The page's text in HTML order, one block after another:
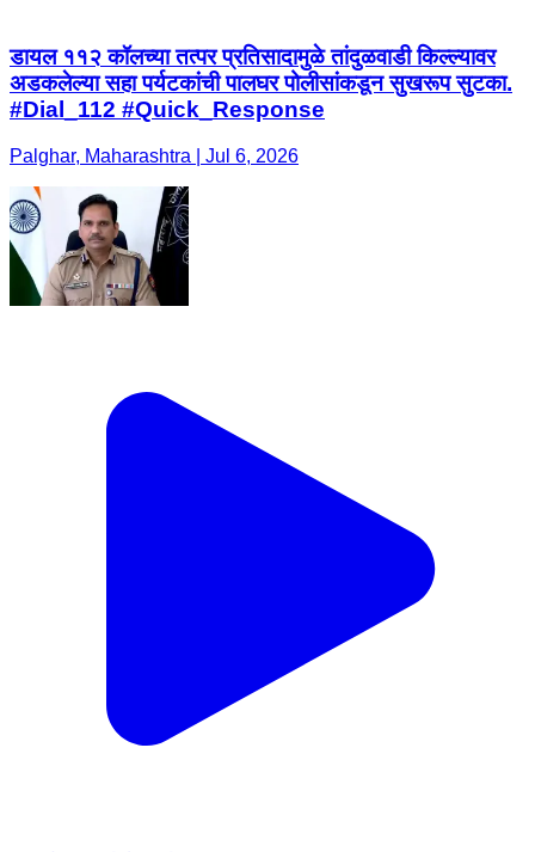
डायल ११२ कॉलच्या तत्पर प्रतिसादामुळे तांदुळवाडी किल्ल्यावर
अडकलेल्या सहा पर्यटकांची पालघर पोलीसांकडून सुखरूप सुटका.
#Dial_112 #Quick_Response
Palghar, Maharashtra | Jul 6, 2026